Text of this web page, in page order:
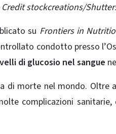
stockcreations/
su Frontiers in
condotto presso
di glucosio nel sangue
di morte nel mondo.
complicazioni